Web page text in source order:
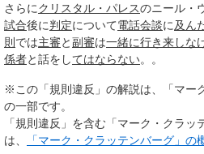
さらにクリスタル・パレスのニール・
試合後に判定について電話会談に及ん
則 では主審と副審は一緒に行き来しな
係者と話をしてはならない。。
※この「規則違反」の解説は、「マー
の一部です。
「規則違反」を含む「マーク・クラ
は、
「マーク・クラッテンバーグ」の